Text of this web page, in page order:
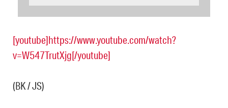
[youtube]https://www.youtube.com/watch?
v=W547TrutXjg[/youtube]
(BK / JS)